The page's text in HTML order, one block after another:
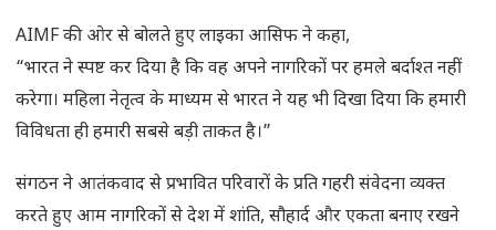
AIMF की ओर से बोलते हुए लाइका आसिफ ने कहा,
“भारत ने स्पष्ट कर दिया है कि वह अपने नागरिकों पर हमले बर्दाश्त नहीं
करेगा। महिला नेतृत्व के माध्यम से भारत ने यह भी दिखा दिया कि हमारी
विविधता ही हमारी सबसे बड़ी ताकत है।”
संगठन ने आतंकवाद से प्रभावित परिवारों के प्रति गहरी संवेदना व्यक्त
करते हुए आम नागरिकों से देश में शांति, सौहार्द और एकता बनाए रखने